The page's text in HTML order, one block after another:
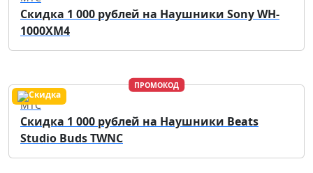
Скидка 1 000 рублей на Наушники Sony WH-
1000XM4
ПРОМОКОД
МТС
Скидка 1 000 рублей на Наушники Beats
Studio Buds TWNC